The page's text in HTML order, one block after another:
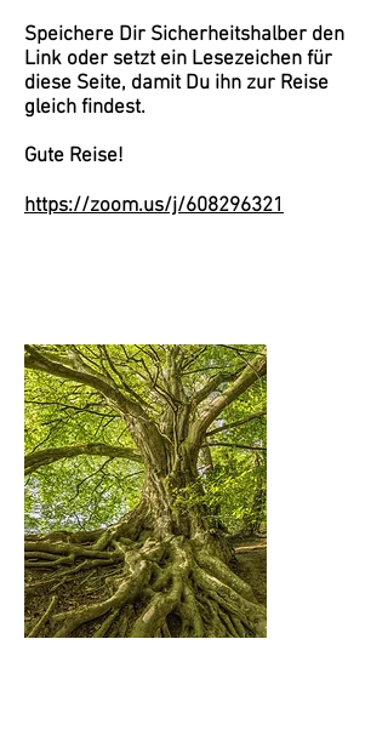
Speichere Dir Sicherheitshalber den
Link oder setzt ein Lesezeichen für
diese Seite, damit Du ihn zur Reise
gleich findest.
Gute Reise!
https://zoom.us/j/608296321